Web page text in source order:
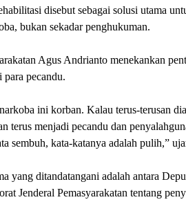
disebut sebagai solusi utama
bukan sekadar penghukuman.
Agus Andrianto menekankan
pecandu.
ini korban. Kalau terus-terusan
terus menjadi pecandu dan
sembuh, kata-katanya adalah pulih,”
yang ditandatangani adalah antara
Jenderal Pemasyarakatan tentang